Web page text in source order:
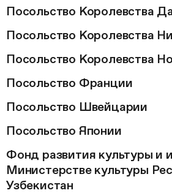
Посольство Королевства
Посольство Королевства
Посольство Королевства
Посольство Франции
Посольство Швейцарии
Посольство Японии
Фонд развития культуры и
Министерстве культуры
Узбекистан